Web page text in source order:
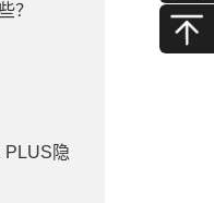
？
PLUS隐